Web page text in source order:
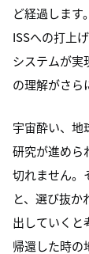
ど経過します
ISSへの打上
システムが実
の理解がさら
宇宙酔い、地
研究が進めら
切れません。
と、選び抜
出していくと
帰還した時の